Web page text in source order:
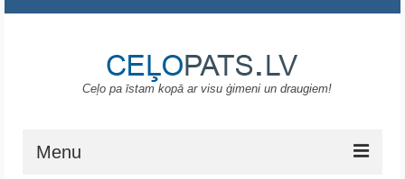
Ceļo pa īstam kopā ar visu ģimeni un draugiem!
Menu